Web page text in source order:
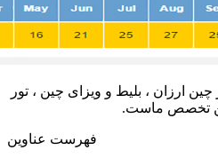
چین ارزان ، بلیط و ویزای چین ، تور
تخصص ماست.
فهرست عناوین